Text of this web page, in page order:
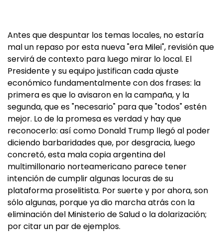
Antes que despuntar los temas locales, no estaría
mal un repaso por esta nueva "era Milei", revisión que
servirá de contexto para luego mirar lo local. El
Presidente y su equipo justifican cada ajuste
económico fundamentalmente con dos frases: la
primera es que lo avisaron en la campaña, y la
segunda, que es "necesario" para que "todos" estén
mejor. Lo de la promesa es verdad y hay que
reconocerlo: así como Donald Trump llegó al poder
diciendo barbaridades que, por desgracia, luego
concretó, esta mala copia argentina del
multimillonario norteamericano parece tener
intención de cumplir algunas locuras de su
plataforma proselitista. Por suerte y por ahora, son
sólo algunas, porque ya dio marcha atrás con la
eliminación del Ministerio de Salud o la dolarización;
por citar un par de ejemplos.